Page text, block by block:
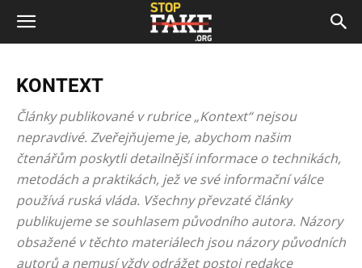
KONTEXT
Články publikované v rubrice „Kontext“ nejsou
nepravdivé. Zveřejňujeme je, abychom našim
čtenářům poskytli detailnější informace o technikách,
metodách a praktikách, jež ve své informační válce
používá ruská vláda. Všechny převzaté články
publikujeme se souhlasem původního autora. Názory
obsažené v těchto materiálech jsou názory původních
autorů a nemusí vždy odrážet postoj redakce